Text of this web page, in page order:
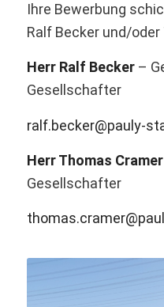
Ihre Bewerbung
Ralf Becker und/
Herr Ralf Becker–
Gesellschafter
ralf.becker@pauly-
Herr Thomas Cramer
Gesellschafter